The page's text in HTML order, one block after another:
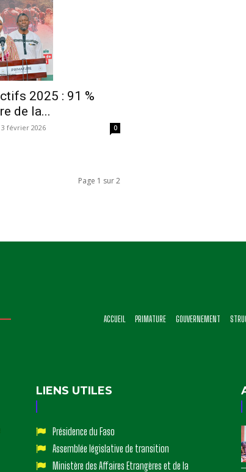
2025 : 91 %
de la...
3 février 2026 0
Page 1 sur 2
ACCUEIL PRIMATURE GOUVERNEMENT
LIENS UTILES
Présidence du Faso
Assemblée législative de transition
Ministère des Affaires Etrangères et de la